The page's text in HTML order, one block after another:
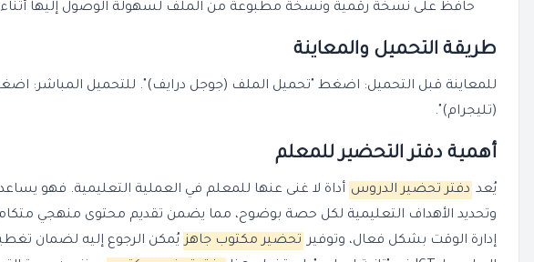
حافظ على نسخة رقمية ونسخة مطبوعة من الملف لسهولة الوصول إليها أثناء
طريقة التحميل والمعاينة
للمعاينة قبل التحميل: اضغط "تحميل الملف (جوجل درايف)". للتحميل المباشر:
(تليجرام)".
أهمية دفتر التحضير للمعلم
يُعد دفتر تحضير الدروس أداة لا غنى عنها للمعلم في العملية التعليمية. فهو
وتحديد الأهداف التعليمية لكل حصة بوضوح، مما يضمن تقديم محتوى منهجي
إدارة الوقت بشكل فعال، وتوفير تحضير مكتوب جاهز يُمكن الرجوع إليه لضمان